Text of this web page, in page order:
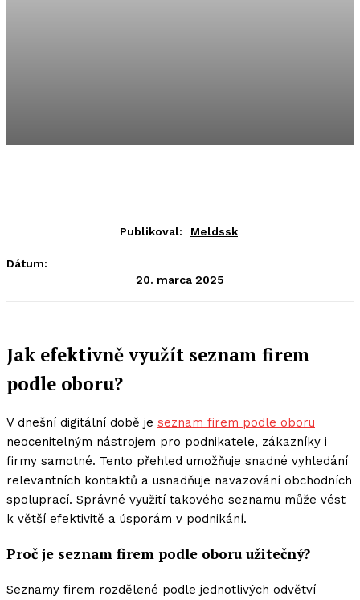
Publikoval: Meldssk
Dátum:
20. marca 2025
Jak efektivně využít seznam firem
podle oboru?
V dnešní digitální době je seznam firem podle oboru
neocenitelným nástrojem pro podnikatele, zákazníky i
firmy samotné. Tento přehled umožňuje snadné vyhledání
relevantních kontaktů a usnadňuje navazování obchodních
spoluprací. Správné využití takového seznamu může vést
k větší efektivitě a úsporám v podnikání.
Proč je seznam firem podle oboru užitečný?
Seznamy firem rozdělené podle jednotlivých odvětví